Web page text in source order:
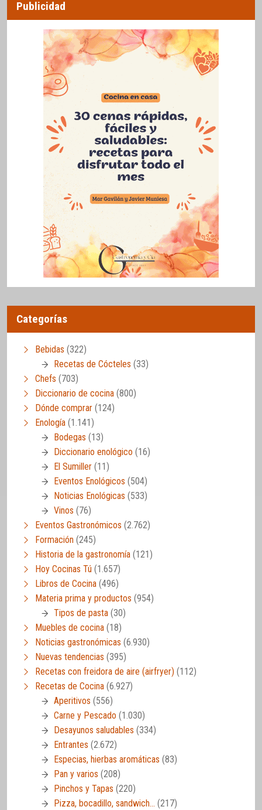
Publicidad
Categorías
Bebidas (322)
Recetas de Cócteles (33)
Chefs (703)
Diccionario de cocina (800)
Dónde comprar (124)
Enología (1.141)
Bodegas (13)
Diccionario enológico (16)
El Sumiller (11)
Eventos Enológicos (504)
Noticias Enológicas (533)
Vinos (76)
Eventos Gastronómicos (2.762)
Formación (245)
Historia de la gastronomía (121)
Hoy Cocinas Tú (1.657)
Libros de Cocina (496)
Materia prima y productos (954)
Tipos de pasta (30)
Muebles de cocina (18)
Noticias gastronómicas (6.930)
Nuevas tendencias (395)
Recetas con freidora de aire (airfryer) (112)
Recetas de Cocina (6.927)
Aperitivos (556)
Carne y Pescado (1.030)
Desayunos saludables (334)
Entrantes (2.672)
Especias, hierbas aromáticas (83)
Pan y varios (208)
Pinchos y Tapas (220)
Pizza, bocadillo, sandwich… (217)